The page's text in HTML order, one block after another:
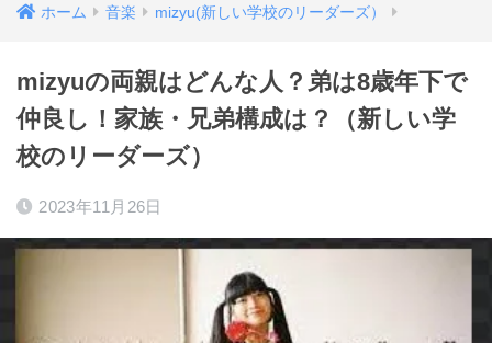
ホーム 音楽 mizyu(新しい学校のリーダーズ）
mizyuの両親はどんな人？弟は8歳年下で
仲良し！家族・兄弟構成は？（新しい学
校のリーダーズ）
2023年11月26日